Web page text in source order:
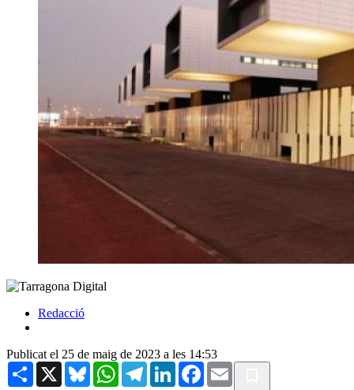
Redacció
Publicat el 25 de maig de 2023 a les 14:53
Share X BlueskyWhatsAppTelegramLinkedInFacebook
Email